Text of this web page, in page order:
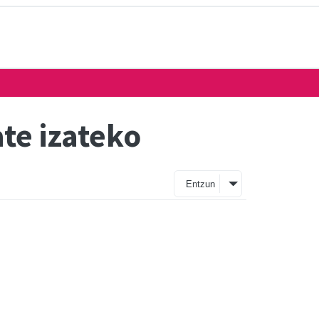
izateko
Entzun